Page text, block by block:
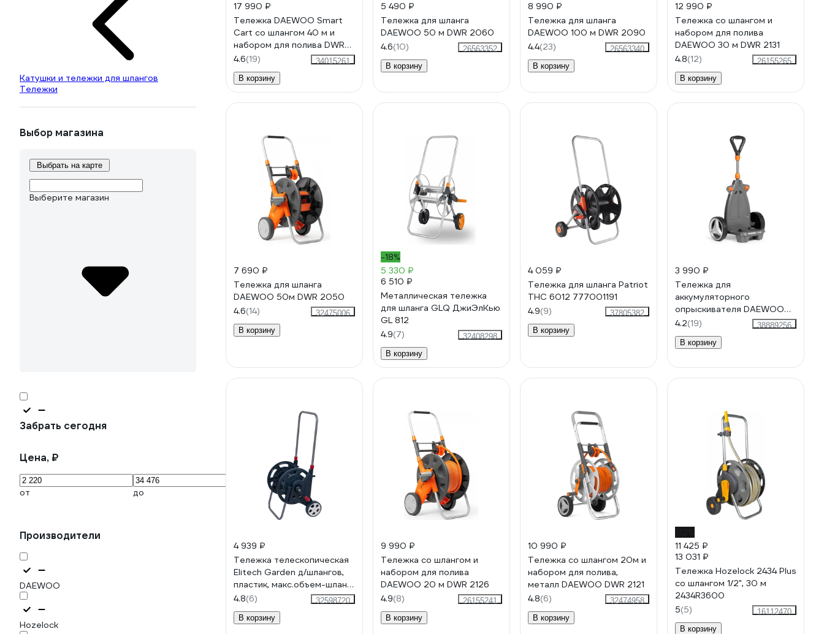
Катушки и тележки для шлангов
Тележки
Выбор магазина
Выбрать на карте
Выберите магазин
Забрать сегодня
Цена, ₽
от до
Производители
DAEWOO
Hozelock
17 990 ₽
Тележка DAEWOO Smart
Cart со шлангом 40 м и
набором для полива DWR
4040
4.6(19)
34015261
В корзину
5 490 ₽
Тележка для шланга
DAEWOO 50 м DWR 2060
4.6(10)
26563352
В корзину
8 990 ₽
Тележка для шланга
DAEWOO 100 м DWR 2090
4.4(23)
26563340
В корзину
12 990 ₽
Тележка со шлангом и
набором для полива
DAEWOO 30 м DWR 2131
4.8(12)
26155265
В корзину
7 690 ₽
Тележка для шланга
DAEWOO 50м DWR 2050
4.6(14)
32475006
В корзину
-18%
5 330 ₽
6 510 ₽
Металлическая тележка
для шланга GLQ ДжиЭлКью
GL 812
4.9(7)
32408298
В корзину
4 059 ₽
Тележка для шланга Patriot
THC 6012 777001191
4.9(9)
37805382
В корзину
3 990 ₽
Тележка для
аккумуляторного
опрыскивателя DAEWOO
DSA 100
4.2(19)
38889256
В корзину
4 939 ₽
Тележка телескопическая
Elitech Garden д/шлангов,
пластик, макс.объем-шланг
1/2x50м HC 50PE 206023
4.8(6)
32598720
В корзину
9 990 ₽
Тележка со шлангом и
набором для полива
DAEWOO 20 м DWR 2126
4.9(8)
26155241
В корзину
10 990 ₽
Тележка со шлангом 20м и
набором для полива,
металл DAEWOO DWR 2121
4.8(6)
32474958
В корзину
11 425 ₽
13 031 ₽
Тележка Hozelock 2434 Plus
со шлангом 1/2", 30 м
2434R3600
5(5)
16112470
В корзину